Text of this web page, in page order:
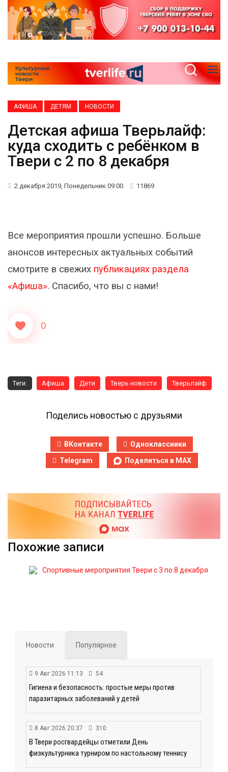
АФИША ДЕТЯМ НОВОСТИ
Детская афиша Тверьлайф:
куда сходить с ребёнком в
Твери с 2 по 8 декабря
2 декабря 2019, Понедельник 09:00 11869
Все мероприятия прошли успешно. Больше
анонсов интересных актуальных событий
смотрите в свежих публикациях раздела
«Афиша». Спасибо, что вы с нами!
0
Теги: Афиша Дети Тверь новости Тверьлайф
Поделись новостью с друзьями
ВКонтакте
Одноклассники
Telegram
Поделиться в MAX
Похожие записи
Спортивные мероприятия Твери с 3 по 8 декабря
Новости Популярное
9 Авг 2026 11:13 54
Гигиена и безопасность: простые меры против
паразитарных заболеваний у детей
8 Авг 2026 20:37 310
В Твери росгвардейцы отметили День
физкультурника турниром по настольному теннису